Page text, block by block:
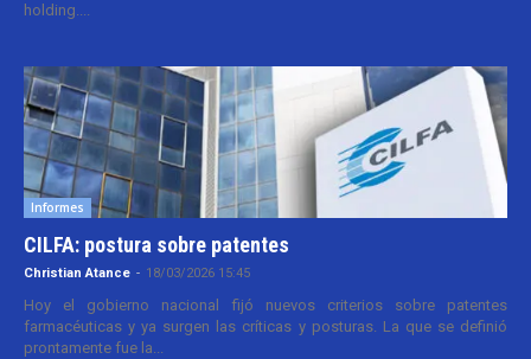
holding....
Informes
CILFA: postura sobre patentes
Christian Atance - 18/03/2026 15:45
Hoy el gobierno nacional fijó nuevos criterios sobre patentes
farmacéuticas y ya surgen las críticas y posturas. La que se definió
prontamente fue la...